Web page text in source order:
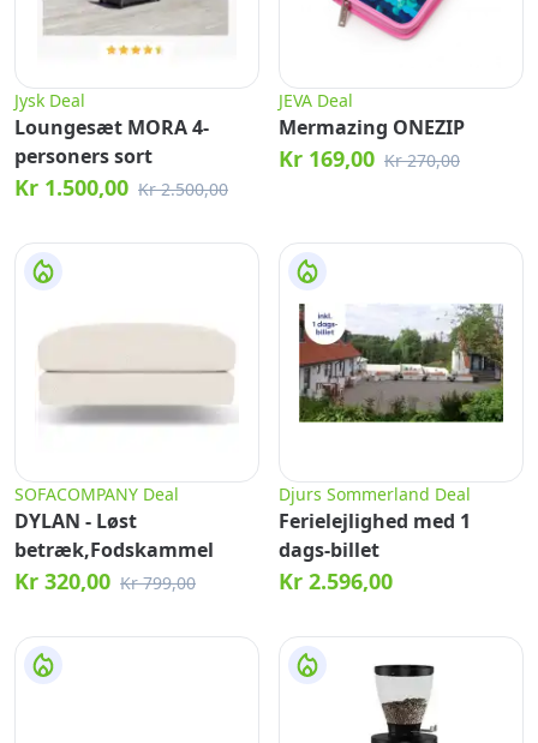
Jysk Deal
Loungesæt MORA 4-
personers sort
Kr 1.500,00 Kr 2.500,00
JEVA Deal
Mermazing ONEZIP
Kr 169,00 Kr 270,00
SOFACOMPANY Deal
DYLAN - Løst
betræk,Fodskammel
Kr 320,00 Kr 799,00
Djurs Sommerland Deal
Ferielejlighed med 1
dags-billet
Kr 2.596,00